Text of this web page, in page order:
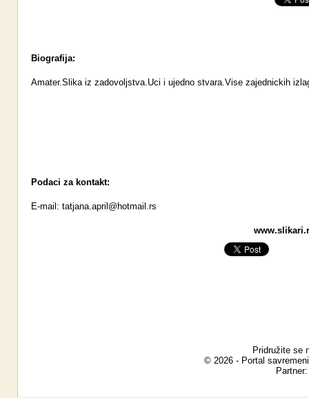
Biografija:
Amater.Slika iz zadovoljstva.Uci i ujedno stvara.Vise zajednickih
Podaci za kontakt:
E-mail: tatjana.april@hotmail.rs
Pridružite se
© 2026 - Portal